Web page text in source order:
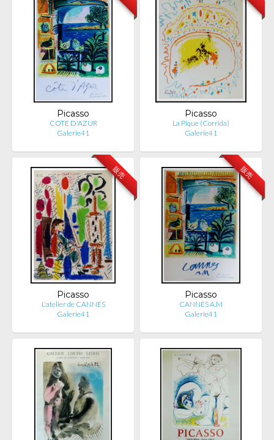
Picasso
COTE D'AZUR
Galerie41
Picasso
La Pique (Corrida)
Galerie41
販売
Picasso
L'atelier de CANNES
Galerie41
販売
Picasso
CANNES A.M
Galerie41